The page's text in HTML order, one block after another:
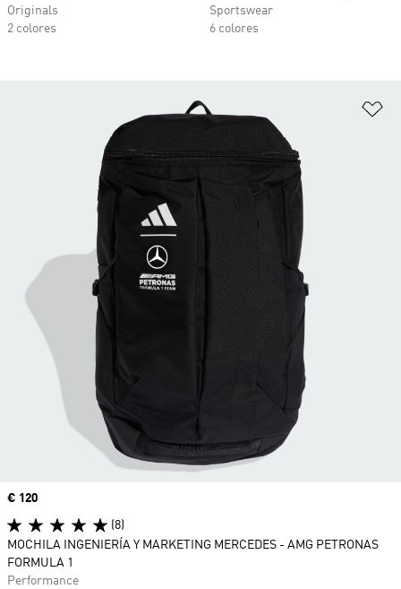
Originals
2 colores
Sportswear
6 colores
Precio
€ 120
(8)
MOCHILA INGENIERÍA Y MARKETING MERCEDES - AMG PETRONAS
FORMULA 1
Performance